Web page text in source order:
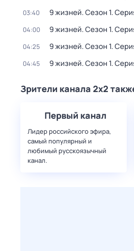
03:40 9 жизней. Сезон 1.
04:00 9 жизней. Сезон 1.
04:25 9 жизней. Сезон 1.
04:45 9 жизней. Сезон 1.
Зрители канала 2x2
Первый канал
Лидер российского эфира,
самый популярный и
любимый русскоязычный
канал.